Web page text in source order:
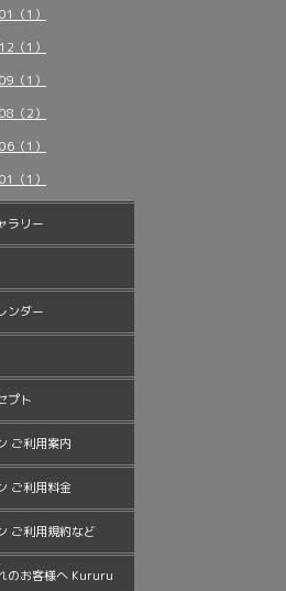
（1）
（1）
（1）
（2）
（1）
（1）
ラリー
ンダー
プト
ご利用案内
ご利用料金
ご利用規約など
のお客様へ Kururu